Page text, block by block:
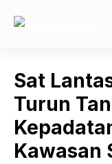
Sat
Turun
Kawasan